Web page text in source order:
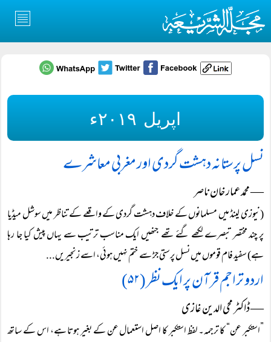
اپریل ۲۰۱۹ء
نسل پرستانہ دہشت گردی اور مغربی معاشرے
― محمد عمار خان ناصر
(نیوزی لینڈ میں مسلمانوں کے خلاف دہشت گردی کے واقعے کے تناظر میں سوشل میڈیا
پر چند مختصر تبصرے لکھے گئے تھے جنھیں ایک مناسب ترتیب سے یہاں پیش کیا جا رہا
ہے) سفید فام قوموں میں نسل پرستی جڑ سے ختم نہیں ہوئی، اسے زنجیریں...
اردو تراجم قرآن پر ایک نظر (۵۲)
― ڈاکٹر محی الدین غازی
”استکبر عن“ کا ترجمہ۔ لفظ استکبر کا اصل استعمال عن کے بغیر ہوتا ہے، اس کے ساتھ